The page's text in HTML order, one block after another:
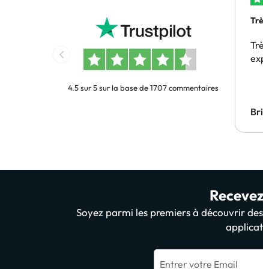
4.5 sur 5 sur la base de 1707 commentaires
Soyez parmi les premiers à découvrir
Entrer votre Email